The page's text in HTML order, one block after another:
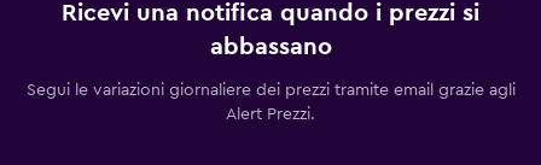
Ricevi una notifica quando i prezzi si
abbassano
Segui le variazioni giornaliere dei prezzi tramite email grazie agli
Alert Prezzi.